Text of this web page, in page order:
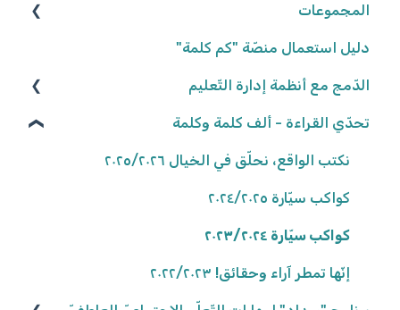
البيانات الشّخصيّة
شروط وأحكام
إعدادات المدرسة
تعديل المهامّ
إعدادات المهامّ
تعيين المهامّ
حلّ المهامّ وتسليمها
تصحيح المهامّ وتفقّدها
نتائج المهامّ
المعلّمون/ـات
التّلاميذ
المجموعات
إنشاء المجموعات
تعديل المجموعات
إحصاءات المجموعات
دليل استعمال منصّة "كم كلمة"
الدّمج مع أنظمة إدارة التّعليم
كلاسلينك - ClassLink
تحدّي القراءة - ألف كلمة وكلمة
نكتب الواقع، نحلّق في الخيال ٢٠٢٥/٢٠٢٦
كواكب سيّارة ٢٠٢٤/٢٠٢٥
كواكب سيّارة ٢٠٢٣/٢٠٢٤
إنّها تمطر آراء وحقائق! ٢٠٢٢/٢٠٢٣